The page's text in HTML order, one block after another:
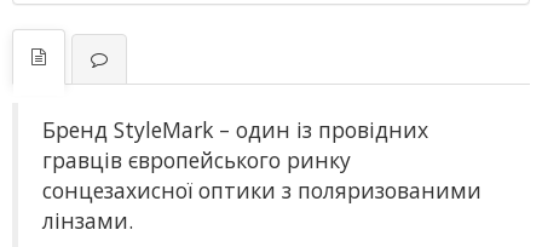
Бренд StyleMark – один із провідних
гравців європейського ринку
сонцезахисної оптики з поляризованими
лінзами.